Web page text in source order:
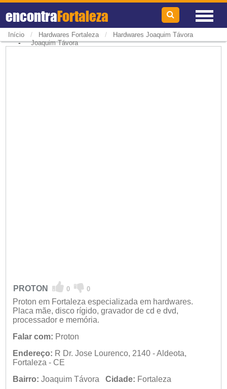
encontraFortaleza
Início / Hardwares Fortaleza / Hardwares Joaquim Távora
-Joaquim Távora
PROTON 0 0
Proton em Fortaleza especializada em hardwares.
Placa mãe, disco rígido, gravador de cd e dvd,
processador e memória.
Falar com: Proton
Endereço: R Dr. Jose Lourenco, 2140 - Aldeota,
Fortaleza - CE
Bairro: Joaquim Távora Cidade: Fortaleza